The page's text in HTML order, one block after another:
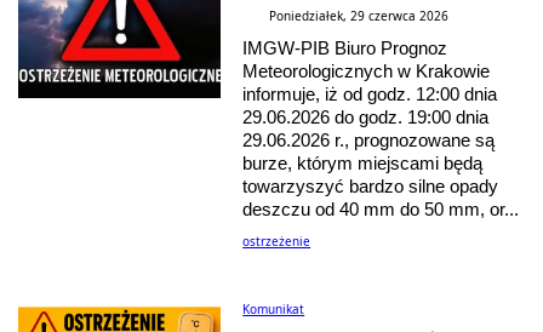
Poniedziałek, 29 czerwca 2026
IMGW-PIB Biuro Prognoz
Meteorologicznych w Krakowie
informuje, iż od godz. 12:00 dnia
29.06.2026 do godz. 19:00 dnia
29.06.2026 r., prognozowane są
burze, którym miejscami będą
towarzyszyć bardzo silne opady
deszczu od 40 mm do 50 mm, or...
ostrzeżenie
Komunikat